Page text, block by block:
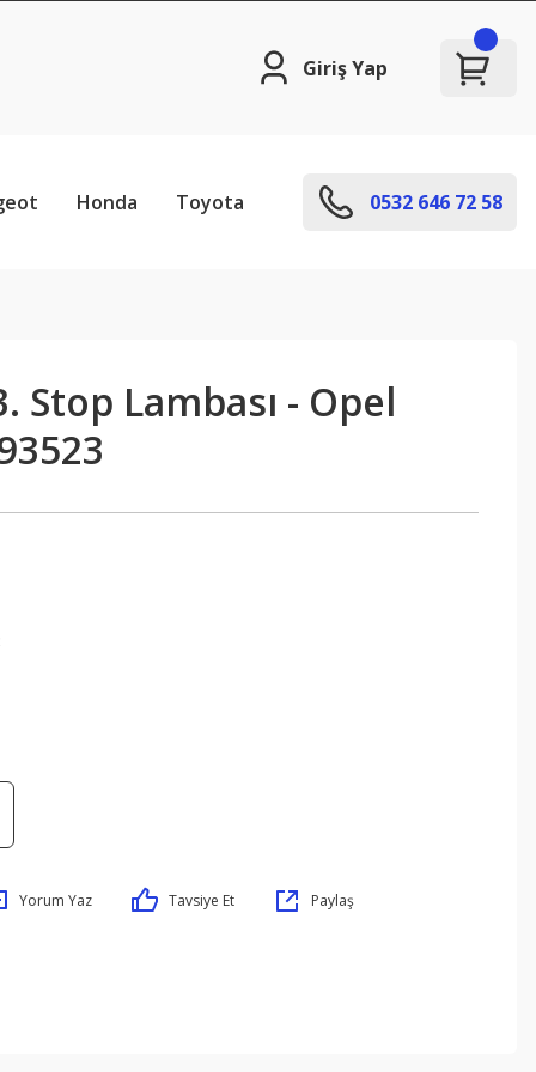
Giriş Yap
Honda Toyota 0532 646 72 58
Stop Lambası - Opel
Yorum Yaz Tavsiye Et Paylaş